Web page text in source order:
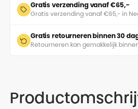
Gratis verzending vanaf €65,-
Gratis verzending vanaf €65,- in
Gratis retourneren binnen 30
Retourneren kan gemakkelijk